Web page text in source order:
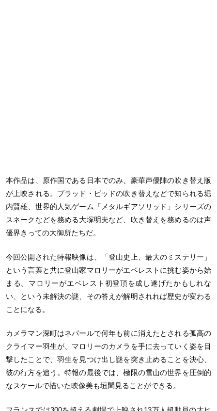
本作品は、原作国である日本でのみ、豪華声優陣の吹き替え版
が上映される。ブラッド・ピッドの吹き替えなどで知られる堀
内賢雄、世界的人気ゲーム「メタルギアソリッド」シリーズの
スネークなどを務める大塚明夫など、吹き替えを務めるのは声
優界きっての大御所たちだ。
今回公開された特報映像は、「登山史上、最大のミステリー」
という言葉と共に登山家マロリーがエベレストに挑む姿から始
まる。マロリーがエベレスト初登頂を成し遂げたかもしれな
い、という未解決の謎、その答えが解明されれば歴史が変わる
ことになる。
カメラマン深町はネパールで何年も前に消えたとされる孤高の
クライマー羽生が、マロリーのカメラを手に去っていく姿を目
撃したことで、羽生を見つけ出し謎を突き止めることを決心、
彼の行方を追う。特報の最後では、極限の雪山の世界を圧倒的
なスケールで描いた映像美も垣間見ることができる。